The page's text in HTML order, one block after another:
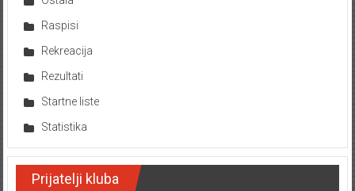
Raspisi
Rekreacija
Rezultati
Startne liste
Statistika
Prijatelji kluba